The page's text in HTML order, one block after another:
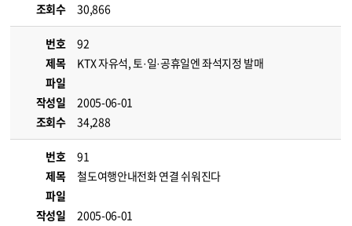
조회수
30,866
번호
92
제목
KTX 자유석, 토·일·공휴일엔 좌석지정 발매
파일
작성일
2005-06-01
조회수
34,288
번호
91
제목
철도여행안내전화 연결 쉬워진다
파일
작성일
2005-06-01